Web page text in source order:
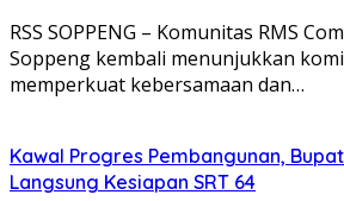
RSS SOPPENG – Komunitas RMS
Soppeng kembali menunjukkan
memperkuat kebersamaan dan…
Kawal Progres Pembangunan,
Langsung Kesiapan SRT 64